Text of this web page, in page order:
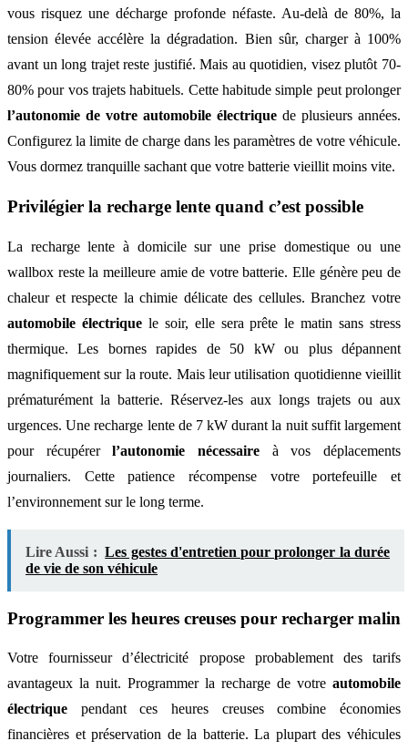
vous risquez une décharge profonde néfaste. Au-delà de 80%, la
tension élevée accélère la dégradation. Bien sûr, charger à 100%
avant un long trajet reste justifié. Mais au quotidien, visez plutôt 70-
80% pour vos trajets habituels. Cette habitude simple peut prolonger
l’autonomie de votre automobile électrique de plusieurs années.
Configurez la limite de charge dans les paramètres de votre véhicule.
Vous dormez tranquille sachant que votre batterie vieillit moins vite.
Privilégier la recharge lente quand c’est possible
La recharge lente à domicile sur une prise domestique ou une
wallbox reste la meilleure amie de votre batterie. Elle génère peu de
chaleur et respecte la chimie délicate des cellules. Branchez votre
automobile électriquele soir, elle sera prête le matin sans stress
thermique. Les bornes rapides de 50 kW ou plus dépannent
magnifiquement sur la route. Mais leur utilisation quotidienne vieillit
prématurément la batterie. Réservez-les aux longs trajets ou aux
urgences. Une recharge lente de 7 kW durant la nuit suffit largement
pour récupérerl’autonomie nécessaire à vos déplacements
journaliers. Cette patience récompense votre portefeuille et
l’environnement sur le long terme.
Lire Aussi : Les gestes d'entretien pour prolonger la durée
de vie de son véhicule
Programmer les heures creuses pour recharger malin
Votre fournisseur d’électricité propose probablement des tarifs
avantageux la nuit. Programmer la recharge de votre automobile
électrique pendant ces heures creuses combine économies
financières et préservation de la batterie. La plupart des véhicules